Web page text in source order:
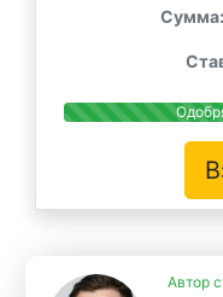
Сумма:
Автор